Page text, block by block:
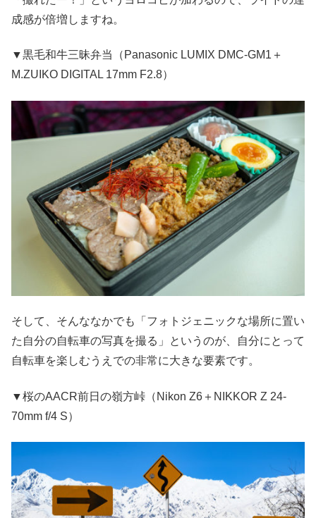
成感が倍増しますね。
▼黒毛和牛三昧弁当（Panasonic LUMIX DMC-GM1＋
M.ZUIKO DIGITAL 17mm F2.8）
そして、そんななかでも「フォトジェニックな場所に置い
た自分の自転車の写真を撮る」というのが、自分にとって
自転車を楽しむうえでの非常に大きな要素です。
▼桜のAACR前日の嶺方峠（Nikon Z6＋NIKKOR Z 24-
70mm f/4 S）